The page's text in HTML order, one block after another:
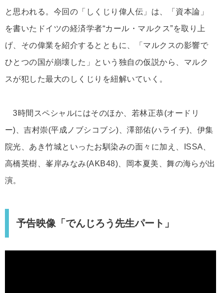
と思われる。今回の「しくじり偉人伝」は、「資本論」
を書いたドイツの経済学者“カール・マルクス”を取り上
げ、その偉業を紹介するとともに、「マルクスの影響で
ひとつの国が崩壊した」という独自の仮説から、マルク
スが犯した最大のしくじりを紐解いていく。
3時間スペシャルにはそのほか、若林正恭(オードリ
ー)、吉村崇(平成ノブシコブシ)、澤部佑(ハライチ)、伊集
院光、あき竹城といったお馴染みの面々に加え、ISSA、
高橋英樹、峯岸みなみ(AKB48)、岡本夏美、舞の海らが出
演。
予告映像「でんじろう先生パート」